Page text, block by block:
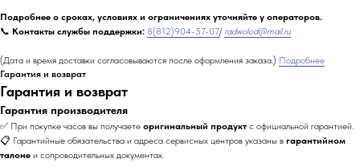
Подробнее о сроках, условиях и ограничениях уточняйте у операторов.
📞 Контакты службы поддержки: 8(812)904-57-07/ radwolod@mail.ru
(Дата и время доставки согласовываются после оформления заказа.) Подробнее
Гарантия и возврат
Гарантия и возврат
Гарантия производителя
✅ При покупке часов вы получаете оригинальный продукт с официальной гарантией.
📋 Гарантийные обязательства и адреса сервисных центров указаны в гарантийном
талоне и сопроводительных документах.